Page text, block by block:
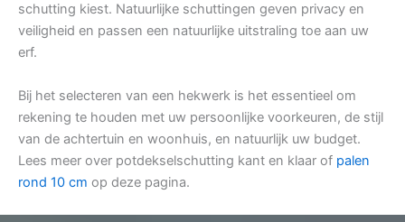
schutting kiest. Natuurlijke schuttingen geven privacy en
veiligheid en passen een natuurlijke uitstraling toe aan uw
erf.
Bij het selecteren van een hekwerk is het essentieel om
rekening te houden met uw persoonlijke voorkeuren, de stijl
van de achtertuin en woonhuis, en natuurlijk uw budget.
Lees meer over potdekselschutting kant en klaar of palen
rond 10 cm op deze pagina.